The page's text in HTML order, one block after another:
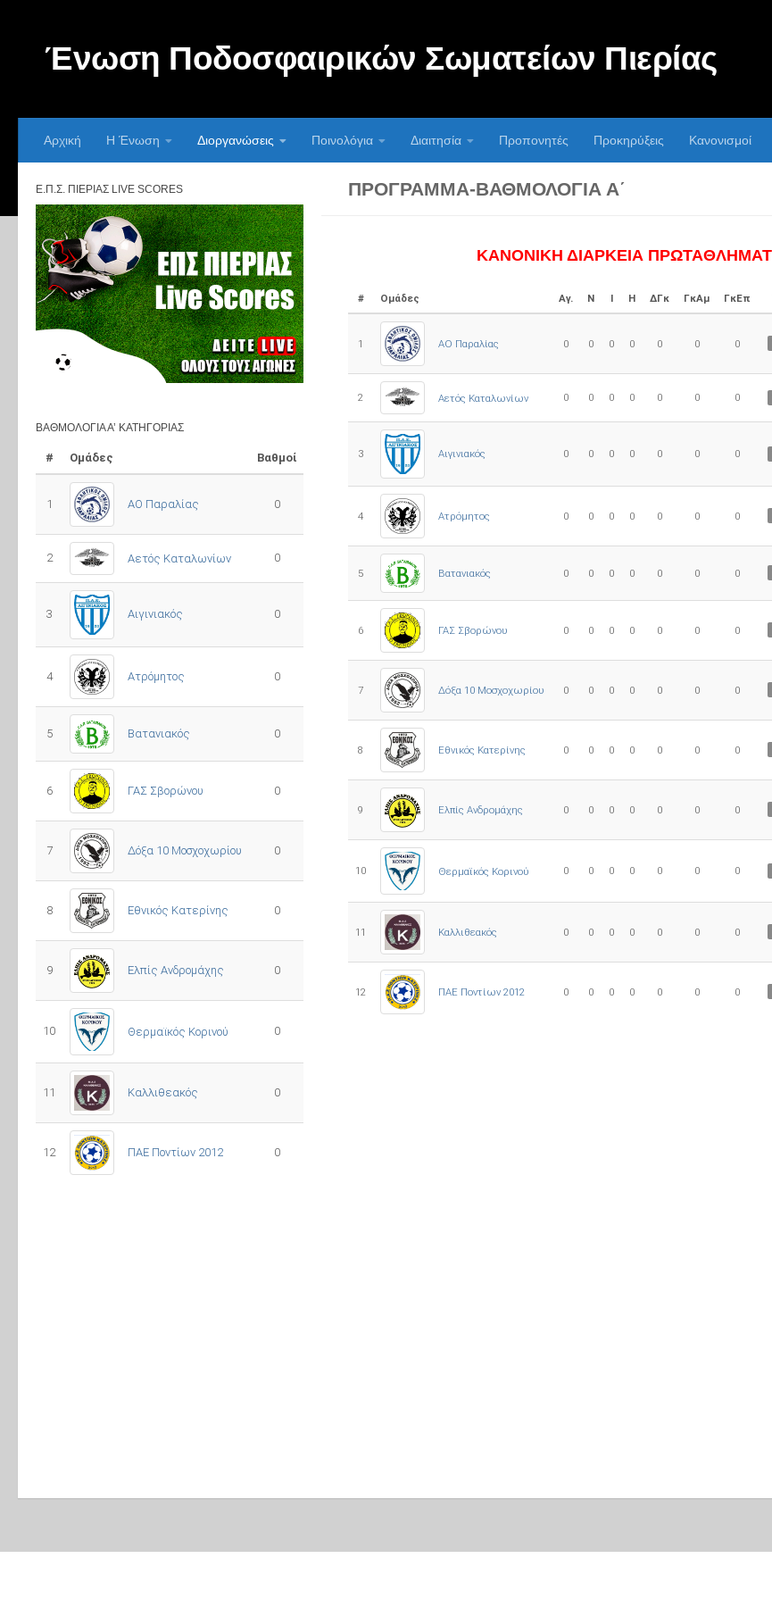
Ένωση Ποδοσφαιρικών Σωματείων Πιερίας
Αρχική Η Ένωση Διοργανώσεις Ποινολόγια Διαιτησία Προπονητές Προκηρύξεις Κανονισμοί
ΠΡΌΓΡΑΜΜΑ-ΒΑΘΜΟΛΟΓΊΑ Α΄
ΚΑΝΟΝΙΚΗ ΔΙΑΡΚΕΙΑ
# Ομάδες Αγ. Ν Ι Η ΔΓκ ΓκΑμ ΓκΕπ
1 ΑΟ Παραλίας 0 0 0 0 0 0 0
2 Αετός Καταλωνίων 0 0 0 0 0 0 0
3 Αιγινιακός 0 0 0 0 0 0 0
4 Ατρόμητος 0 0 0 0 0 0 0
5 Βατανιακός 0 0 0 0 0 0 0
6 ΓΑΣ Σβορώνου 0 0 0 0 0 0 0
7 Δόξα 10 Μοσχοχωρίου 0 0 0 0 0 0 0
8 Εθνικός Κατερίνης 0 0 0 0 0 0 0
9 Ελπίς Ανδρομάχης 0 0 0 0 0 0 0
10 Θερμαϊκός Κορινού 0 0 0 0 0 0 0
11 Καλλιθεακός 0 0 0 0 0 0 0
12 ΠΑΕ Ποντίων 2012 0 0 0 0 0 0 0
Ε.Π.Σ. ΠΙΕΡΊΑΣ LIVE SCORES
ΒΑΘΜΟΛΟΓΊΑ Α’ ΚΑΤΗΓΟΡΊΑΣ
# Ομάδες Βαθμοί
1 ΑΟ Παραλίας 0
2 Αετός Καταλωνίων 0
3 Αιγινιακός 0
4 Ατρόμητος 0
5 Βατανιακός 0
6 ΓΑΣ Σβορώνου 0
7 Δόξα 10 Μοσχοχωρίου 0
8 Εθνικός Κατερίνης 0
9 Ελπίς Ανδρομάχης 0
10 Θερμαϊκός Κορινού 0
11 Καλλιθεακός 0
12 ΠΑΕ Ποντίων 2012 0